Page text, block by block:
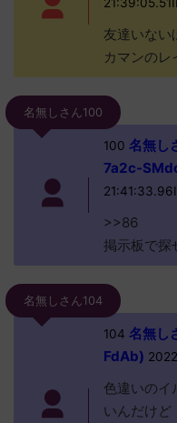
友達いない
カマンのレ
名無しさん100
100 名無し
7a2c-
>>86
掲示板で探
名無しさん104
104 名無し
FdAb)
色違いのイ
いんだけど